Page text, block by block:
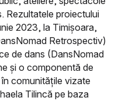
Rezultatele proiectului
2023, la Timișoara,
Retrospectiv)
de dans (DansNomad
și o componentă de
comunitățile vizate
Tilincă pe baza